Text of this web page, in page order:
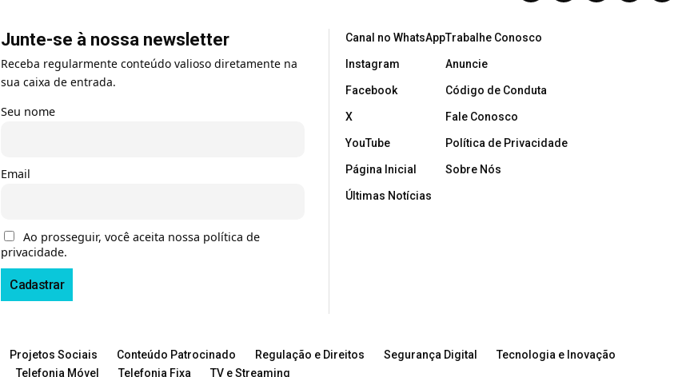
Junte-se à nossa newsletter
Receba regularmente conteúdo valioso diretamente na
sua caixa de entrada.
Seu nome
Email
Ao prosseguir, você aceita nossa política de
privacidade.
Canal no WhatsApp
Instagram
Facebook
X
YouTube
Página Inicial
Últimas Notícias
Trabalhe Conosco
Anuncie
Código de Conduta
Fale Conosco
Política de Privacidade
Sobre Nós
Projetos Sociais Conteúdo Patrocinado Regulação e Direitos Segurança Digital
Tecnologia e Inovação
Telefonia Móvel
Telefonia Fixa TV e Streaming